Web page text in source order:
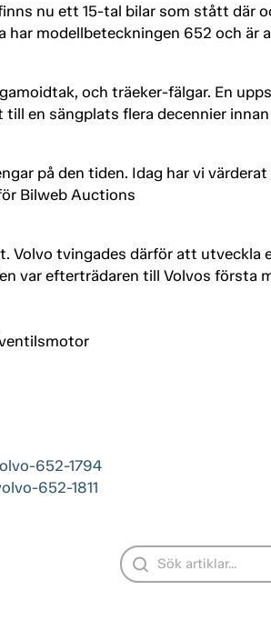
nu ett 15-tal bilar som stått där
modellbeteckningen 652 och är
och träeker-fälgar. En
en sängplats flera decennier
på den tiden. Idag har vi värderat
Bilweb Auctions
Volvo tvingades därför att utveckla
var efterträdaren till Volvos första
652-1794
652-1811